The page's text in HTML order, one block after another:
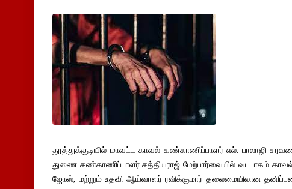
தூத்துக்குடியில் மாவட்ட காவல் கண்காணிப்பாளர் எல். பாலாஜி
துணை கண்காணிப்பாளர் சத்தியராஜ் மேற்பார்வையில் வடபாகம் காவல்
ஜோஸ், மற்றும் உதவி ஆய்வாளர் ரவிக்குமார் தலைமையிலான